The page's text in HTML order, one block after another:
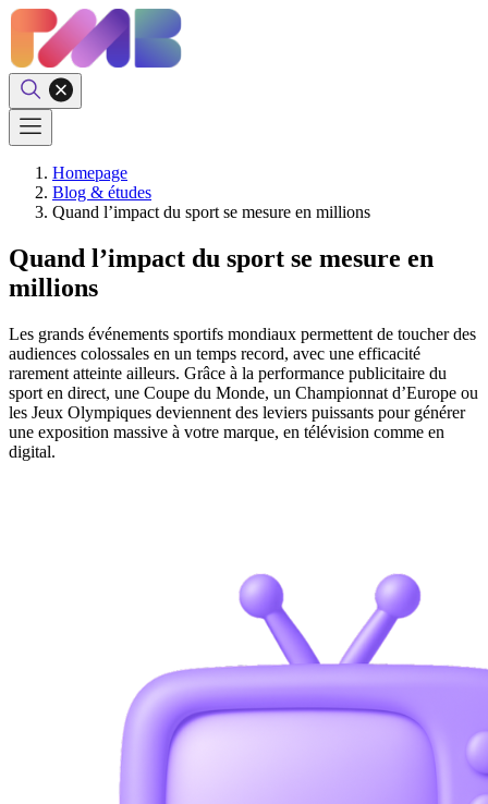
Homepage
Blog & études
Quand l’impact du sport se mesure en millions
Quand l’impact du sport se mesure en
millions
Les grands événements sportifs mondiaux permettent de toucher des
audiences colossales en un temps record, avec une efficacité
rarement atteinte ailleurs. Grâce à la performance publicitaire du
sport en direct, une Coupe du Monde, un Championnat d’Europe ou
les Jeux Olympiques deviennent des leviers puissants pour générer
une exposition massive à votre marque, en télévision comme en
digital.